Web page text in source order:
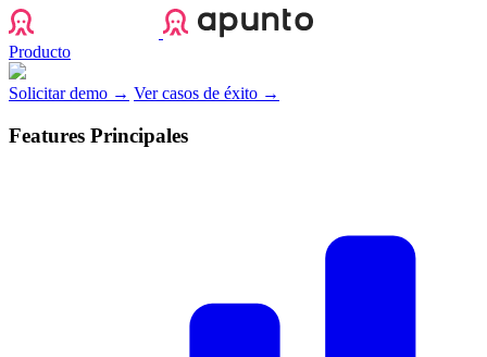
Apunto
Producto
Solicitar demo → Ver casos de éxito →
Features Principales